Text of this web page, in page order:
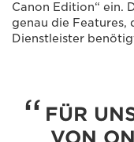
Canon Edition“ ein.
genau die Features,
Dienstleister
FÜR